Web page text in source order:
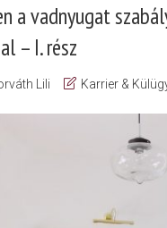
a vadnyugat
– I. rész
Lili Karrier &